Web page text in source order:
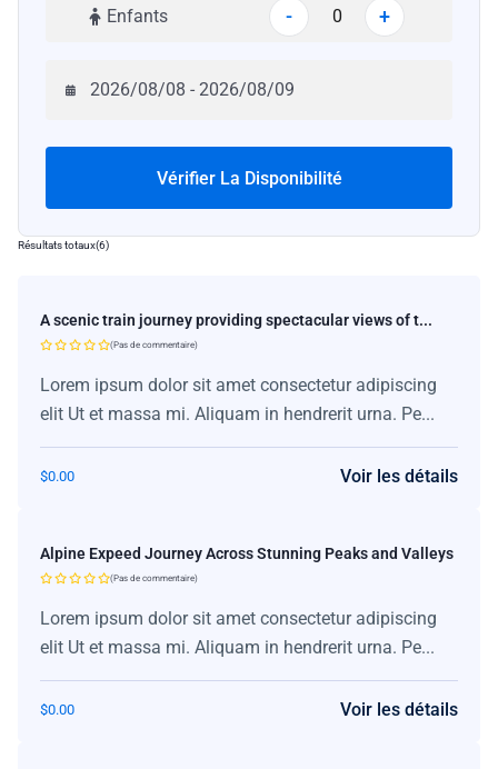
Résultats totaux(6)
A scenic train journey providing spectacular views of t...
(Pas de commentaire)
Lorem ipsum dolor sit amet consectetur adipiscing
elit Ut et massa mi. Aliquam in hendrerit urna. Pe...
$0.00 Voir les détails
Alpine Expeed Journey Across Stunning Peaks and Valleys
(Pas de commentaire)
Lorem ipsum dolor sit amet consectetur adipiscing
elit Ut et massa mi. Aliquam in hendrerit urna. Pe...
$0.00 Voir les détails
Enfants - +
Vérifier La Disponibilité